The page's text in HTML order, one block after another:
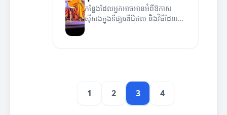
កន្លែងដែលអ្នកអាចអានអំពីឱកាស
ស៊ីសងក្នុងទីផ្សារឌីជីថល និងវិធីដែលវា
អាចជួយអ្នកសម្រេចបាននូវ
1 2 3 4